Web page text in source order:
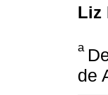
Liz
a
de